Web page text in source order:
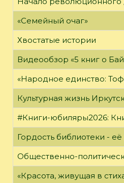
«Семейный очаг»
Хвостатые истории
Видеообзор «5 книг о
«Народное единство:
Культурная жизнь
#Книги-юбиляры2026:
Гордость библиотеки -
Общественно-
«Красота, живущая в